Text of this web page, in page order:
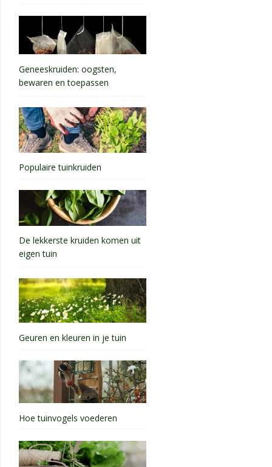
Geneeskruiden: oogsten,
bewaren en toepassen
Populaire tuinkruiden
De lekkerste kruiden komen uit
eigen tuin
Geuren en kleuren in je tuin
Hoe tuinvogels voederen